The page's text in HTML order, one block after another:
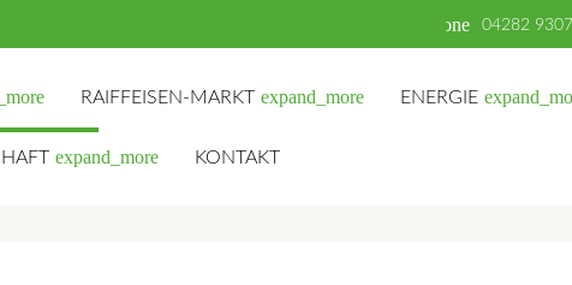
phone 04282
RAIFFEISEN-MARKT expand_more ENERGIE
expand_more KONTAKT